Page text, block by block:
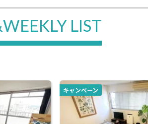
LIST
キャンペーン